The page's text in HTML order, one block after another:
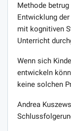
Methode
Entwicklung
mit kognitiven
Unterricht
Wenn sich
entwickeln
keine solchen
Andrea